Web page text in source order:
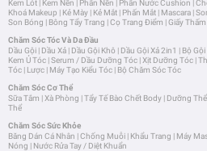
Kem Lót | Kem Nền | Phấn Nền | Phấn Nước Cushion |
Khoá Makeup | Kẻ Mày | Kẻ Mắt | Phấn Mắt | Mascara |
Son Bóng | Bông Tẩy Trang |Cọ Trang Điểm |Giấy Thấm
Chăm Sóc Tóc Và Da Đầu
Dầu Gội | Dầu Xả | Dầu Gội Khô | Dầu Gội Xả 2in1 | Bộ Gội
Kem Ủ Tóc |Serum / Dầu Dưỡng Tóc |Xịt Dưỡng Tóc |
Tóc | Lược | Máy Tạo Kiểu Tóc | Bộ Chăm Sóc Tóc
Chăm Sóc Cơ Thể
Sữa Tắm |Xà Phòng |Tẩy Tế Bào Chết Body | Dưỡng Thể
Thể
Chăm Sóc Sức Khỏe
Băng Dán Cá Nhân |Chống Muỗi | Khẩu Trang | Máy
Nóng | Nước Rửa Tay / Diệt Khuẩn